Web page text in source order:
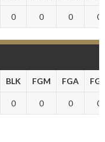
0 0 0 0
BLK FGM FGA
0 0 0 0